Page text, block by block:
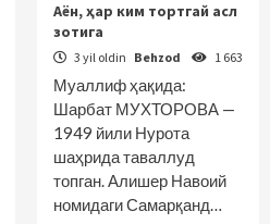
Аён, ҳар ким тортгай асл
зотига
3 yil oldin Behzod 1 663
Муаллиф ҳақида:
Шарбат МУХТОРОВА —
1949 йили Нурота
шаҳрида таваллуд
топган. Алишер Навоий
номидаги Самарқанд…